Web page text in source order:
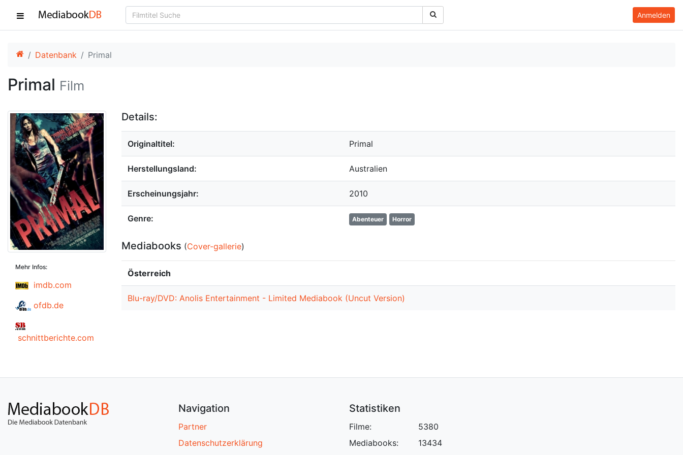
Anmelden
Datenbank Primal
Primal Film
Mehr Infos:
imdb.com
ofdb.de
schnittberichte.com
Details:
Originaltitel: Primal
Herstellungsland: Australien
Erscheinungsjahr: 2010
Genre: Abenteuer Horror
Mediabooks (Cover-gallerie)
Österreich
Blu-ray/DVD: Anolis Entertainment - Limited Mediabook (Uncut Version)
Navigation
Partner
Datenschutzerklärung
Statistiken
Filme:
Mediabooks:
5380
13434